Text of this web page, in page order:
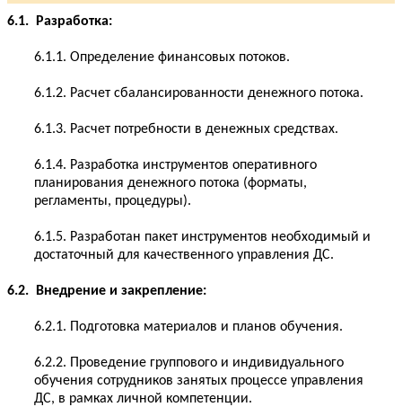
6.1. Разработка:
6.1.1. Определение финансовых потоков.
6.1.2. Расчет сбалансированности денежного потока.
6.1.3. Расчет потребности в денежных средствах.
6.1.4. Разработка инструментов оперативного
планирования денежного потока (форматы,
регламенты, процедуры).
6.1.5. Разработан пакет инструментов необходимый и
достаточный для качественного управления ДС.
6.2. Внедрение и закрепление:
6.2.1. Подготовка материалов и планов обучения.
6.2.2. Проведение группового и индивидуального
обучения сотрудников занятых процессе управления
ДС, в рамках личной компетенции.